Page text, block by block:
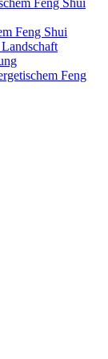
Feng Shui
Feng Shui
Feng